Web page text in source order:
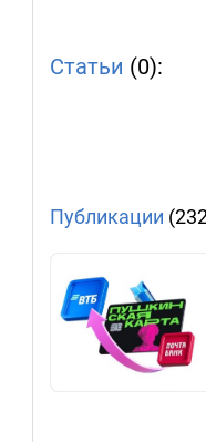
Статьи (0):
Публикации